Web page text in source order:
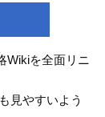
Wikiを全面リニ
見やすいよう